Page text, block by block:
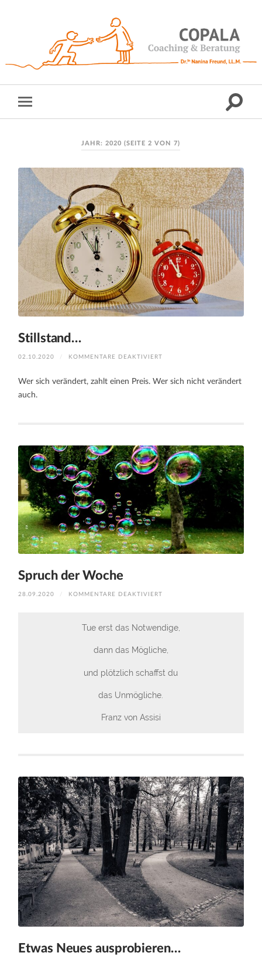
JAHR:2020 (SEITE 2 VON 7)
Stillstand…
02.10.2020 / KOMMENTARE DEAKTIVIERT
Wer sich verändert, zahlt einen Preis. Wer sich nicht verändert
auch.
Spruch der Woche
28.09.2020 / KOMMENTARE DEAKTIVIERT
Tue erst das Notwendige,
dann das Mögliche,
und plötzlich schaffst du
das Unmögliche.
Franz von Assisi
Etwas Neues ausprobieren…